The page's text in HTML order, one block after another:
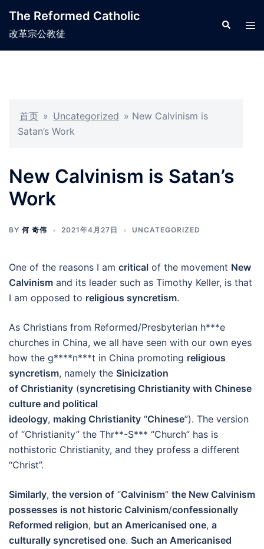
content
The Reformed Catholic
改革宗公教徒
Search
首页 » Uncategorized » New Calvinism is
Satan’s Work
New Calvinism is Satan’s
Work
BY 何 奇伟 2021年4月27日 UNCATEGORIZED
One of the reasons I am critical of the movement New
Calvinism and its leader such as Timothy Keller, is that
I am opposed to religious syncretism.
As Christians from Reformed/Presbyterian h***e
churches in China, we all have seen with our own eyes
how the g****n***t in China promoting religious
syncretism, namely the Sinicization
of Christianity (syncretising Christianity with Chinese
culture and political
ideology, making Christianity “Chinese”). The version
of “Christianity” the Thr**-S*** “Church” has is
nothistoric Christianity, and they profess a different
“Christ”.
Similarly, the version of “Calvinism” the New Calvinism
possesses is not historic Calvinism/confessionally
Reformed religion, but an Americanised one, a
culturally syncretised one. Such an Americanised